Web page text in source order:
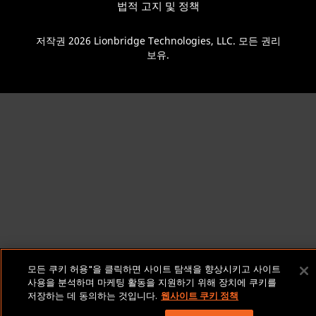
법적 고지 및 정책
저작권 2026 Lionbridge Technologies, LLC. 모든 권리
보유.
모든 쿠키 허용"을 클릭하면 사이트 탐색을 향상시키고 사이트
사용을 분석하며 마케팅 활동을 지원하기 위해 장치에 쿠키를
저장하는 데 동의하는 것입니다. 웹사이트 쿠키 정책